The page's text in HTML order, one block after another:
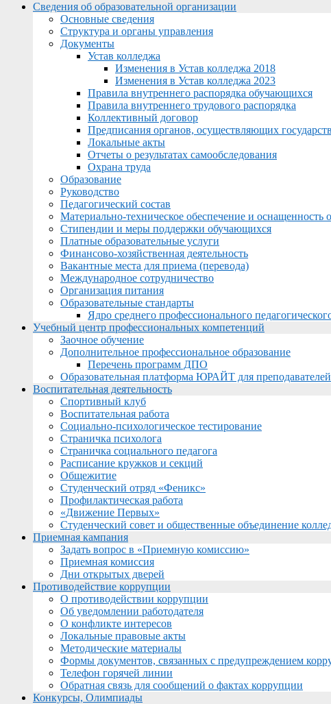
Menu
Сведения об образовательной организации
Основные сведения
Структура и органы управления
Документы
Устав колледжа
Изменения в Устав колледжа 2018
Изменения в Устав колледжа 2023
Правила внутреннего распорядка обучающихся
Правила внутреннего трудового распорядка
Коллективный договор
Предписания органов, осуществляющих
Локальные акты
Отчеты о результатах самообследования
Охрана труда
Образование
Руководство
Педагогический состав
Материально-техническое обеспечение и оснащенность
Стипендии и меры поддержки обучающихся
Платные образовательные услуги
Финансово-хозяйственная деятельность
Вакантные места для приема (перевода)
Международное сотрудничество
Организация питания
Образовательные стандарты
Ядро среднего профессионального
Учебный центр профессиональных компетенций
Заочное обучение
Дополнительное профессиональное образование
Перечень программ ДПО
Образовательная платформа ЮРАЙТ для преподавателей
Воспитательная деятельность
Спортивный клуб
Воспитательная работа
Социально-психологическое тестирование
Страничка психолога
Страничка социального педагога
Расписание кружков и секций
Общежитие
Студенческий отряд «Феникс»
Профилактическая работа
«Движение Первых»
Студенческий совет и общественные объединение
Приемная кампания
Задать вопрос в «Приемную комиссию»
Приемная комиссия
Дни открытых дверей
Противодействие коррупции
О противодействии коррупции
Об уведомлении работодателя
О конфликте интересов
Локальные правовые акты
Методические материалы
Формы документов, связанных с предупреждением
Телефон горячей линии
Обратная связь для сообщений о фактах коррупции
Конкурсы, Олимпиады